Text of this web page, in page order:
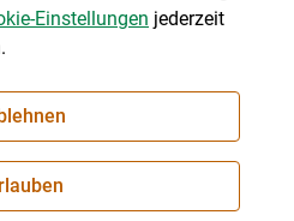
Einstellungen jederzeit